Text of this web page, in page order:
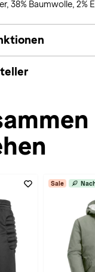
38% Baumwolle, 2%
Sale